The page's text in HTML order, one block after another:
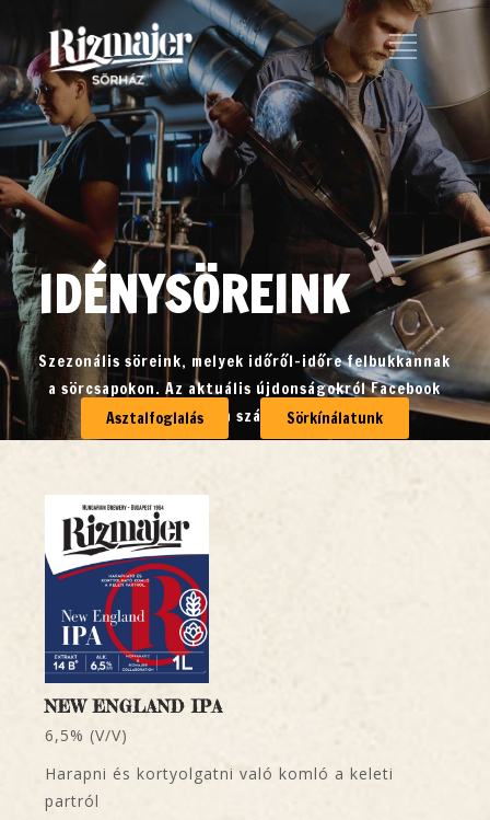
IDÉNYSÖREINK
Szezonális söreink, melyek időről-időre felbukkannak
a sörcsapokon. Az aktuális újdonságokról Facebook
oldalunkon számolunk be.
Asztalfoglalás Sörkínálatunk
NEW ENGLAND IPA
6,5% (V/V)
Harapni és kortyolgatni való komló a keleti
partról